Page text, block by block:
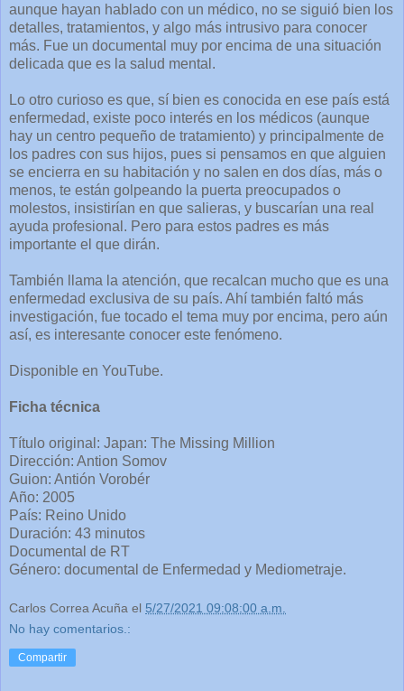
aunque hayan hablado con un médico, no se siguió bien los
detalles, tratamientos, y algo más intrusivo para conocer
más. Fue un documental muy por encima de una situación
delicada que es la salud mental.
Lo otro curioso es que, sí bien es conocida en ese país está
enfermedad, existe poco interés en los médicos (aunque
hay un centro pequeño de tratamiento) y principalmente de
los padres con sus hijos, pues si pensamos en que alguien
se encierra en su habitación y no salen en dos días, más o
menos, te están golpeando la puerta preocupados o
molestos, insistirían en que salieras, y buscarían una real
ayuda profesional. Pero para estos padres es más
importante el que dirán.
También llama la atención, que recalcan mucho que es una
enfermedad exclusiva de su país. Ahí también faltó más
investigación, fue tocado el tema muy por encima, pero aún
así, es interesante conocer este fenómeno.
Disponible en YouTube.
Ficha técnica
Título original: Japan: The Missing Million
Dirección: Antion Somov
Guion: Antión Vorobér
Año: 2005
País: Reino Unido
Duración: 43 minutos
Documental de RT
Género: documental de Enfermedad y Mediometraje.
Carlos Correa Acuña el 5/27/2021 09:08:00 a.m.
No hay comentarios.:
Compartir